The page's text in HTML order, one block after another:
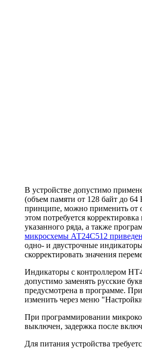
В устройстве допустимо
(объем памяти от 128 байт до
принципе, можно применить от
этом потребуется
указанного ряда, а также
микросхемы АТ24С512
одно- и двустрочные
скорректировать значения
Индикаторы с контроллером
допустимо заменять русские
предусмотрена в программе.
изменить через меню
При программировании
выключен, задержка после
Для питания устройства